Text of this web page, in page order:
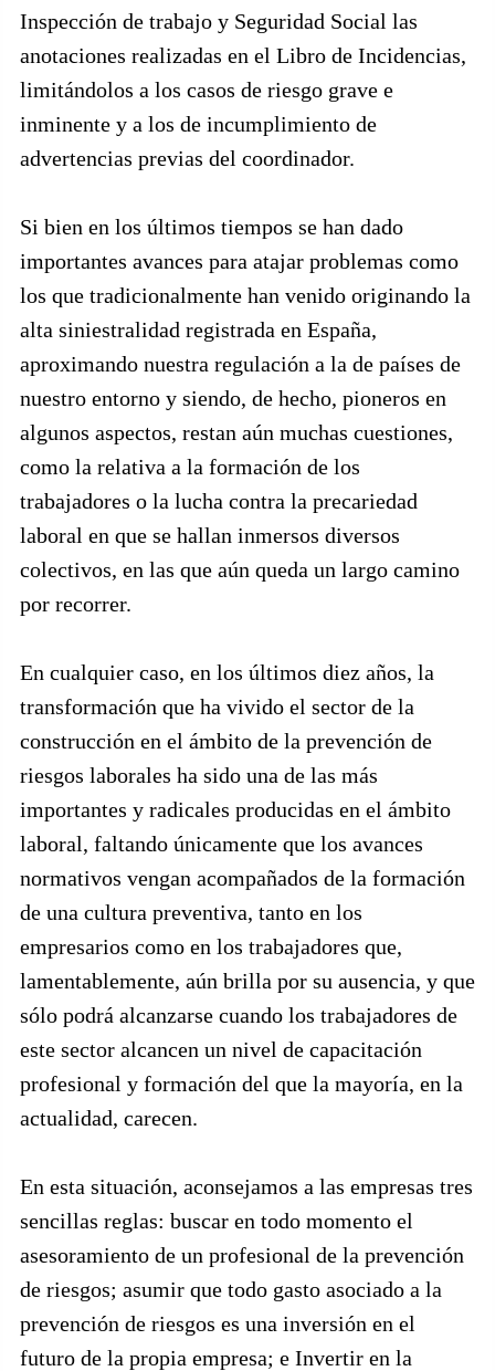
Inspección de trabajo y Seguridad Social las
anotaciones realizadas en el Libro de Incidencias,
limitándolos a los casos de riesgo grave e
inminente y a los de incumplimiento de
advertencias previas del coordinador.
Si bien en los últimos tiempos se han dado
importantes avances para atajar problemas como
los que tradicionalmente han venido originando la
alta siniestralidad registrada en España,
aproximando nuestra regulación a la de países de
nuestro entorno y siendo, de hecho, pioneros en
algunos aspectos, restan aún muchas cuestiones,
como la relativa a la formación de los
trabajadores o la lucha contra la precariedad
laboral en que se hallan inmersos diversos
colectivos, en las que aún queda un largo camino
por recorrer.
En cualquier caso, en los últimos diez años, la
transformación que ha vivido el sector de la
construcción en el ámbito de la prevención de
riesgos laborales ha sido una de las más
importantes y radicales producidas en el ámbito
laboral, faltando únicamente que los avances
normativos vengan acompañados de la formación
de una cultura preventiva, tanto en los
empresarios como en los trabajadores que,
lamentablemente, aún brilla por su ausencia, y que
sólo podrá alcanzarse cuando los trabajadores de
este sector alcancen un nivel de capacitación
profesional y formación del que la mayoría, en la
actualidad, carecen.
En esta situación, aconsejamos a las empresas tres
sencillas reglas: buscar en todo momento el
asesoramiento de un profesional de la prevención
de riesgos; asumir que todo gasto asociado a la
prevención de riesgos es una inversión en el
futuro de la propia empresa; e Invertir en la